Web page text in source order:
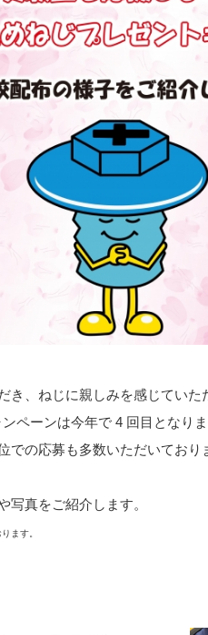
き、ねじに親しみを感じていた
ペーンは今年で 4 回目となり
での応募も多数いただいており
真をご紹介します。
ます。